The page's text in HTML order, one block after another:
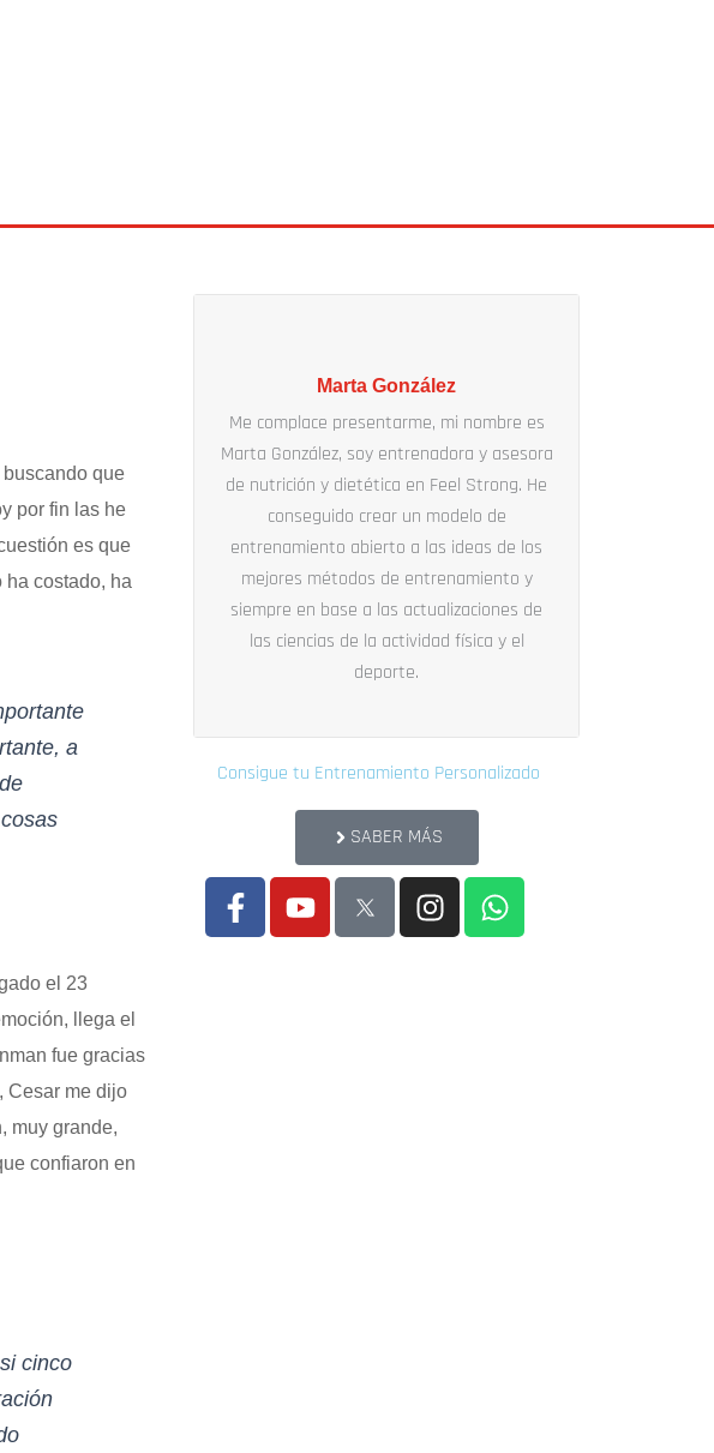
que
por fin las he
es que
ha costado, ha
a
el 23
llega el
fue gracias
Cesar me dijo
muy grande,
confiaron en
cinco
Marta González
Me complace presentarme, mi nombre es
Marta González, soy entrenadora y asesora
de nutrición y dietética en Feel Strong. He
conseguido crear un modelo de
entrenamiento abierto a las ideas de los
mejores métodos de entrenamiento y
siempre en base a las actualizaciones de
las ciencias de la actividad física y el
deporte.
Consigue tu Entrenamiento Personalizado
SABER MÁS
F
a
c
Y
o
u
I
n
s
W
h
a